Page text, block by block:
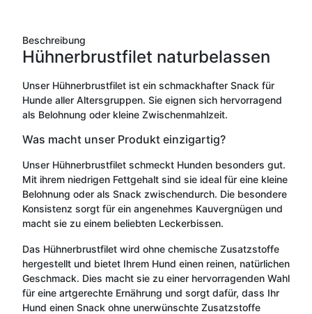
Beschreibung
Hühnerbrustfilet naturbelassen
Unser Hühnerbrustfilet ist ein schmackhafter Snack für
Hunde aller Altersgruppen. Sie eignen sich hervorragend
als Belohnung oder kleine Zwischenmahlzeit.
Was macht unser Produkt einzigartig?
Unser Hühnerbrustfilet schmeckt Hunden besonders gut.
Mit ihrem niedrigen Fettgehalt sind sie ideal für eine kleine
Belohnung oder als Snack zwischendurch. Die besondere
Konsistenz sorgt für ein angenehmes Kauvergnügen und
macht sie zu einem beliebten Leckerbissen.
Das Hühnerbrustfilet wird ohne chemische Zusatzstoffe
hergestellt und bietet Ihrem Hund einen reinen, natürlichen
Geschmack. Dies macht sie zu einer hervorragenden Wahl
für eine artgerechte Ernährung und sorgt dafür, dass Ihr
Hund einen Snack ohne unerwünschte Zusatzstoffe